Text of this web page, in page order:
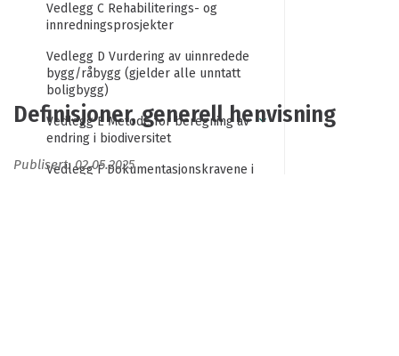
Vedlegg C Rehabiliterings- og
innredningsprosjekter
Vedlegg D Vurdering av uinnredede
bygg/råbygg (gjelder alle unntatt
boligbygg)
Vedlegg E Metode for beregning av
endring i biodiversitet
Vedlegg F Dokumentasjonskravene i
Definisjoner, generell henvisning
Publisert: 02.05.2025